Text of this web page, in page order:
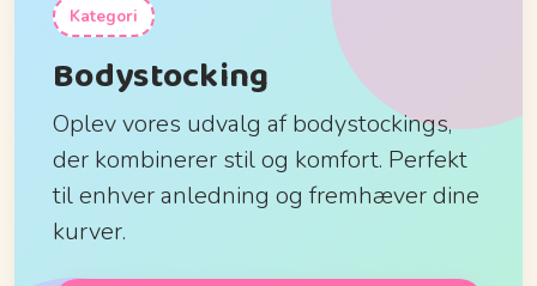
Kategori
Bodystocking
Oplev vores udvalg af bodystockings,
der kombinerer stil og komfort. Perfekt
til enhver anledning og fremhæver dine
kurver.